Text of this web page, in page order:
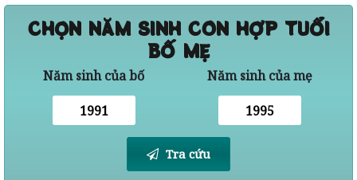
CHỌN NĂM SINH CON HỢP TUỔI
BỐ MẸ
Năm sinh của bố Năm sinh của mẹ
Tra cứu